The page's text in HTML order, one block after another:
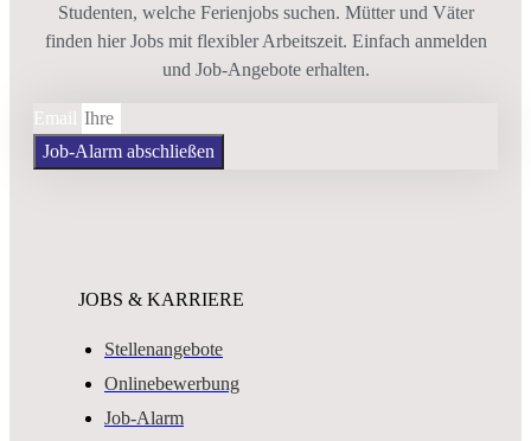
Studenten, welche Ferienjobs suchen. Mütter und Väter
finden hier Jobs mit flexibler Arbeitszeit. Einfach anmelden
und Job-Angebote erhalten.
Email
Job-Alarm abschließen
JOBS & KARRIERE
Stellenangebote
Onlinebewerbung
Job-Alarm